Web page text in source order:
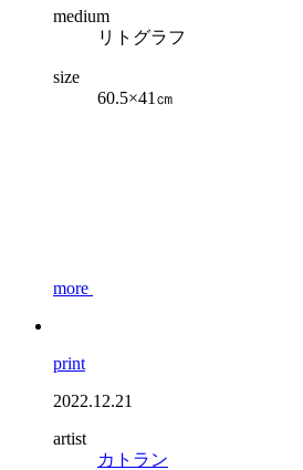
medium
リトグラフ
size
60.5×41㎝
more
print
2022.12.21
artist
カトラン